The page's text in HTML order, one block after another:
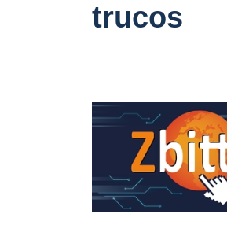
trucos